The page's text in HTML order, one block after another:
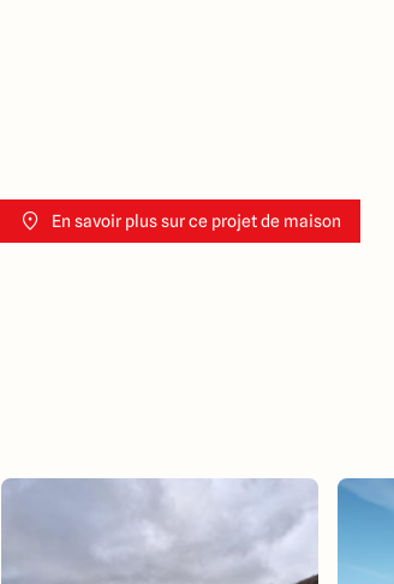
En savoir plus sur ce projet de maison